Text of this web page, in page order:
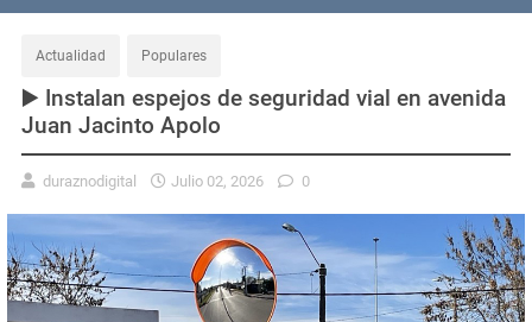
Actualidad Populares
▶️ Instalan espejos de seguridad vial en avenida
Juan Jacinto Apolo
duraznodigital Julio 02, 2026 0